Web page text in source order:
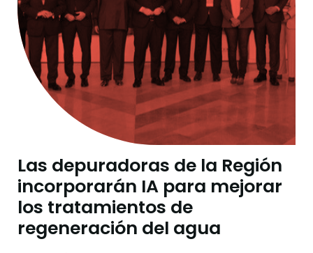
Las depuradoras de la Región
incorporarán IA para mejorar
los tratamientos de
regeneración del agua